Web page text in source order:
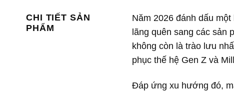
CHI TIẾT SẢN
PHẨM
Năm 2026 đánh dấu
lãng quên sang các sản
không còn là trào lưu
phục thế hệ Gen Z và
Đáp ứng xu hướng đó,